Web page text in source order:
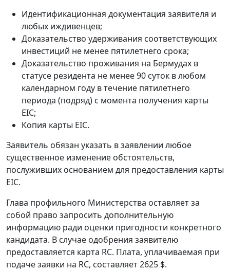
Идентификационная документация заявителя и
любых иждивенцев;
Доказательство удерживания соответствующих
инвестиций не менее пятилетнего срока;
Доказательство проживания на Бермудах в
статусе резидента не менее 90 суток в любом
календарном году в течение пятилетнего
периода (подряд) с момента получения карты
EIC;
Копия карты EIC.
Заявитель обязан указать в заявлении любое
существенное изменение обстоятельств,
послуживших основанием для предоставления карты
EIC.
Глава профильного Министерства оставляет за
собой право запросить дополнительную
информацию ради оценки пригодности конкретного
кандидата. В случае одобрения заявителю
предоставляется карта RC. Плата, уплачиваемая при
подаче заявки на RC, составляет 2625 $.